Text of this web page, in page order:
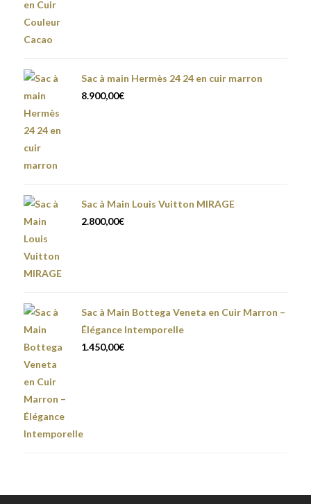
Sac à main Hermès 24 24 en cuir marron
8.900,00€
Sac à Main Louis Vuitton MIRAGE
2.800,00€
Sac à Main Bottega Veneta en Cuir Marron –
Élégance Intemporelle
1.450,00€